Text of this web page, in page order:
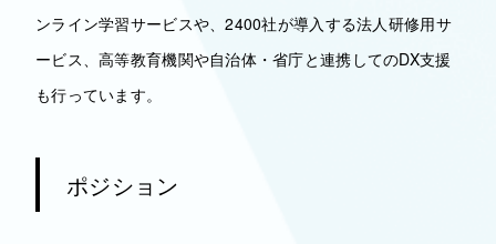
ンライン学習サービスや、2400社が導入する法人研修用サ
ービス、高等教育機関や自治体・省庁と連携してのDX支援
も行っています。
ポジション